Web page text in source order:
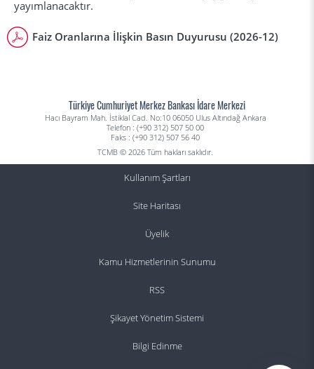
yayımlanacaktır.
Faiz Oranlarına İlişkin Basın Duyurusu (2026-12)
Türkiye Cumhuriyet Merkez Bankası İdare Merkezi
Hacı Bayram Mah. İstiklal Cad. No:10 06050 Ulus Altındağ Ankara
Telefon : (+90 312) 507 50 00
Faks : (+90 312) 507 56 40
TCMB © 2026 Tüm hakları saklıdır.
Kullanım Şartları
Site Haritası
Üyelik
Kamu Hizmetlerinin Sunumu
RSS
Şikayet Yönetim Sistemi
Bilgi Edinme